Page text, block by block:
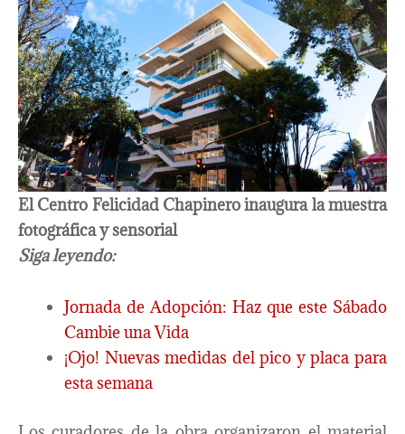
El Centro Felicidad Chapinero inaugura la muestra
fotográfica y sensorial
Siga leyendo:
Jornada de Adopción: Haz que este Sábado
Cambie una Vida
¡Ojo! Nuevas medidas del pico y placa para
esta semana